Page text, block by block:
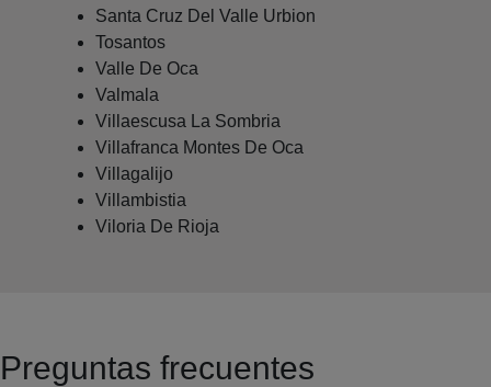
Santa Cruz Del Valle Urbion
Tosantos
Valle De Oca
Valmala
Villaescusa La Sombria
Villafranca Montes De Oca
Villagalijo
Villambistia
Viloria De Rioja
Preguntas frecuentes